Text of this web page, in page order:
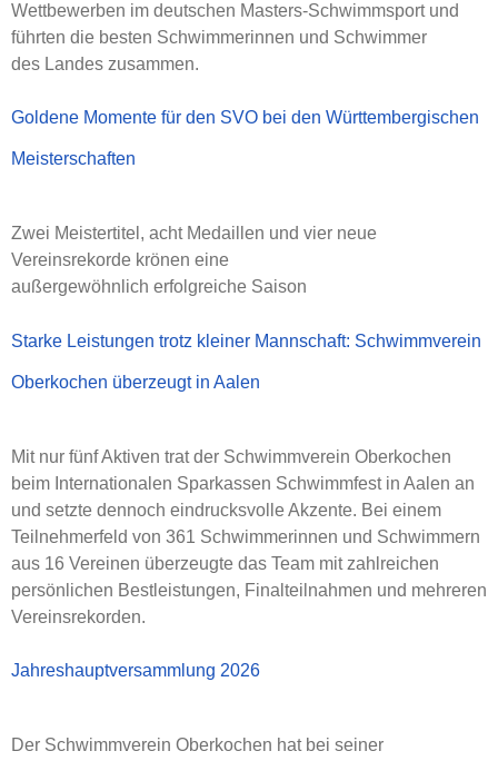
Wettbewerben im deutschen Masters-Schwimmsport und
führten die besten Schwimmerinnen und Schwimmer
des Landes zusammen.
Goldene Momente für den SVO bei den Württembergischen
Meisterschaften
Zwei Meistertitel, acht Medaillen und vier neue
Vereinsrekorde krönen eine
außergewöhnlich erfolgreiche Saison
Starke Leistungen trotz kleiner Mannschaft: Schwimmverein
Oberkochen überzeugt in Aalen
Mit nur fünf Aktiven trat der Schwimmverein Oberkochen
beim Internationalen Sparkassen Schwimmfest in Aalen an
und setzte dennoch eindrucksvolle Akzente. Bei einem
Teilnehmerfeld von 361 Schwimmerinnen und Schwimmern
aus 16 Vereinen überzeugte das Team mit zahlreichen
persönlichen Bestleistungen, Finalteilnahmen und mehreren
Vereinsrekorden.
Jahreshauptversammlung 2026
Der Schwimmverein Oberkochen hat bei seiner